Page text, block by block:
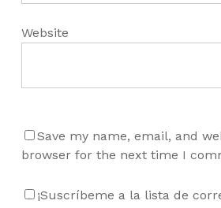
Website
Save my name, email, and
browser for the next time I
¡Suscríbeme a la lista de